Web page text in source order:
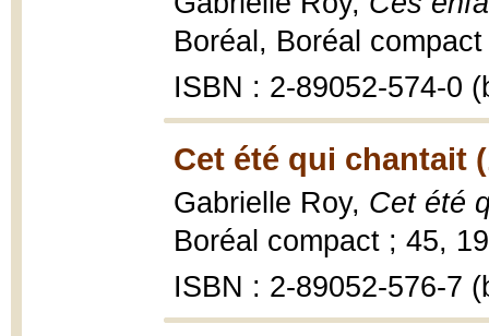
Boréal, Boréal
ISBN : 2-89052-574-0
Cet été qui chantait
Gabrielle Roy, Cet été
Boréal compact ; 45,
ISBN : 2-89052-576-7